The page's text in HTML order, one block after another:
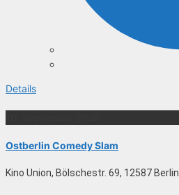
Details
Ostberlin Comedy Slam
Kino Union, Bölschestr. 69, 12587 Berlin